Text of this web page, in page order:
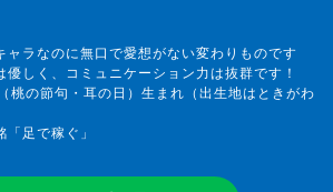
ャラなのに無口で愛想がない変わりものです
優しく、コミュニケーション力は抜群です！
桃の節句・耳の日）生まれ（出生地はときがわ
「足で稼ぐ」